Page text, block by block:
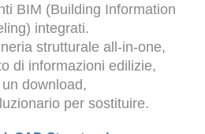
BIM (Building Information
integrati.
strutturale all-in-one,
di informazioni edilizie,
download,
per sostituire.